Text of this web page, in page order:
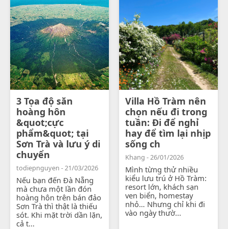
3 Tọa độ săn
hoàng hôn
&quot;cực
phẩm&quot; tại
Sơn Trà và lưu ý di
chuyển
todiepnguyen - 21/03/2026
Nếu bạn đến Đà Nẵng
mà chưa một lần đón
hoàng hôn trên bán đảo
Sơn Trà thì thật là thiếu
sót. Khi mặt trời dần lặn,
cả t...
Villa Hồ Tràm nên
chọn nếu đi trong
tuần: Đi để nghỉ
hay để tìm lại nhịp
sống ch
Khang - 26/01/2026
Mình từng thử nhiều
kiểu lưu trú ở Hồ Tràm:
resort lớn, khách sạn
ven biển, homestay
nhỏ… Nhưng chỉ khi đi
vào ngày thườ...